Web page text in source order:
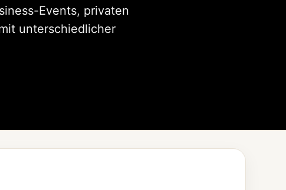
Events, privaten
unterschiedlicher